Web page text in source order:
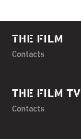
THE FILM
Contacts
THE FILM TV
Contacts